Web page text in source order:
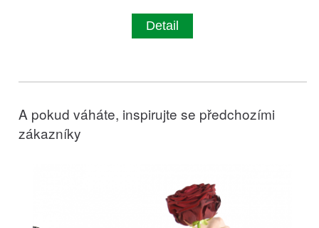
Detail
A pokud váháte, inspirujte se předchozími
zákazníky